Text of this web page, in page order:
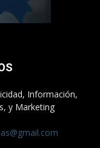
Información,
y Marketing